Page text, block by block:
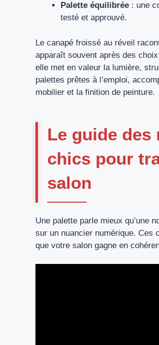
Palette équilibrée : une
testé et approuvé.
Le canapé froissé au réveil
apparaît souvent après des
elle met en valeur la lumière,
palettes prêtes à l’emploi,
mobilier et la finition de peinture.
Le guide des
chics pour
salon
Une palette parle mieux qu’une
sur un nuancier numérique. Ces
que votre salon gagne en